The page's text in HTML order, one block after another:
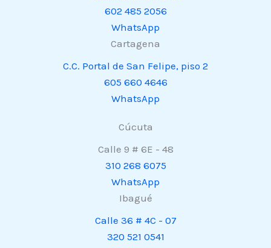
602 485 2056
WhatsApp
Cartagena
C.C. Portal de San Felipe, piso 2
605 660 4646
WhatsApp
Cúcuta
Calle 9 # 6E - 48
310 268 6075
WhatsApp
Ibagué
Calle 36 # 4C - 07
320 521 0541